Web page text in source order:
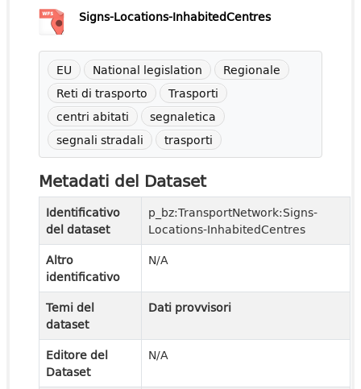
Signs-Locations-InhabitedCentres
EU National legislation
Regionale
Reti di trasporto
Trasporti
centri abitati
segnaletica
segnali stradali
trasporti
Metadati del Dataset
Identificativo
del dataset
p_bz:TransportNetwork:Signs-
Locations-InhabitedCentres
Altro
identificativo
N/A
Temi del
dataset
Dati provvisori
Editore del
Dataset
N/A